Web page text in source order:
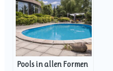
Pools in allen Formen